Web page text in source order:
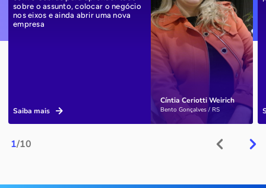
1/10
Cíntia Ceriotti Weirich
Bento Gonçalves / RS
sobre o assunto, colocar o negócio
nos eixos e ainda abrir uma nova
empresa
Saiba mais